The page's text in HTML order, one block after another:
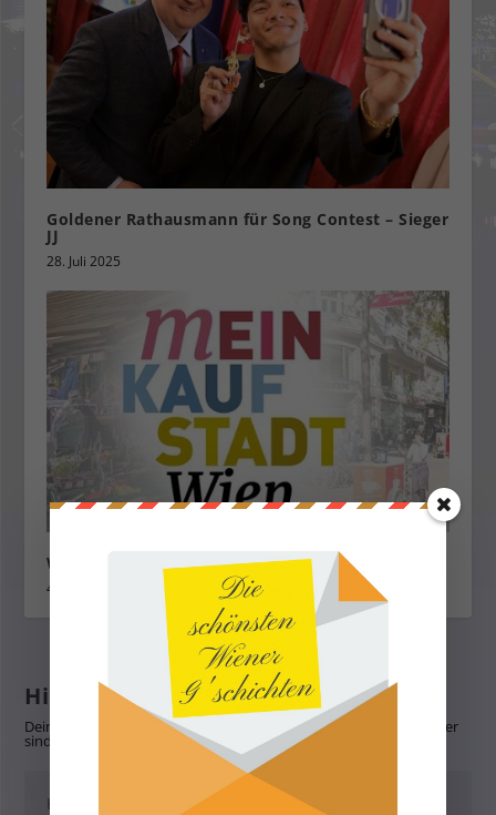
Goldener Rathausmann für Song Contest – Sieger
JJ
28. Juli 2025
Wiener Grätzlg’schichten Juni 2023
4. Juni 2023
Hinterlasse eine Antwort
Deine E-Mail-Adresse wird nicht veröffentlicht.Erforderliche Felder
sind mit